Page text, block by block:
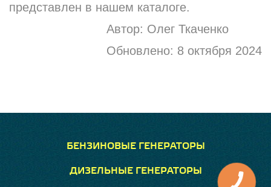
представлен в нашем каталоге.
Автор: Олег Ткаченко
Обновлено: 8 октября 2024
БЕНЗИНОВЫЕ ГЕНЕРАТОРЫ
ДИЗЕЛЬНЫЕ ГЕНЕРАТОРЫ